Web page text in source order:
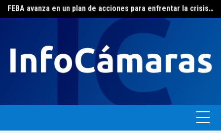
Skip
to
El ERAS continúa con el beneficio de la tarifa social del agua